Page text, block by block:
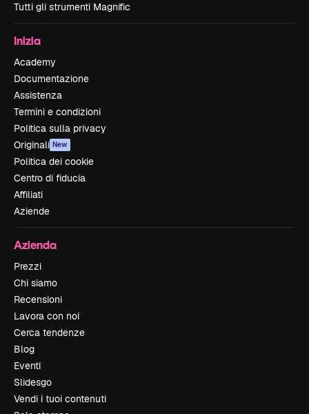
Tutti gli strumenti Magnific
Inizia
Academy
Documentazione
Assistenza
Termini e condizioni
Politica sulla privacy
Originali New
Politica dei cookie
Centro di fiducia
Affiliati
Aziende
Azienda
Prezzi
Chi siamo
Recensioni
Lavora con noi
Cerca tendenze
Blog
Eventi
Slidesgo
Vendi i tuoi contenuti